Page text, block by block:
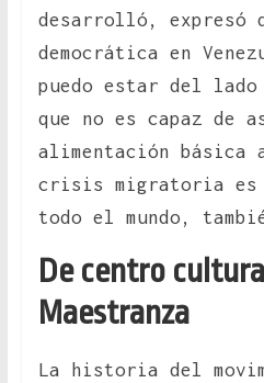
desarrolló, expresó
democrática en
puedo estar del lado
que no es capaz de
alimentación básica
crisis migratoria es
todo el mundo,
De centro
Maestranza
La historia del